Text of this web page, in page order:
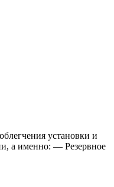
установки и
а именно: — Резервное